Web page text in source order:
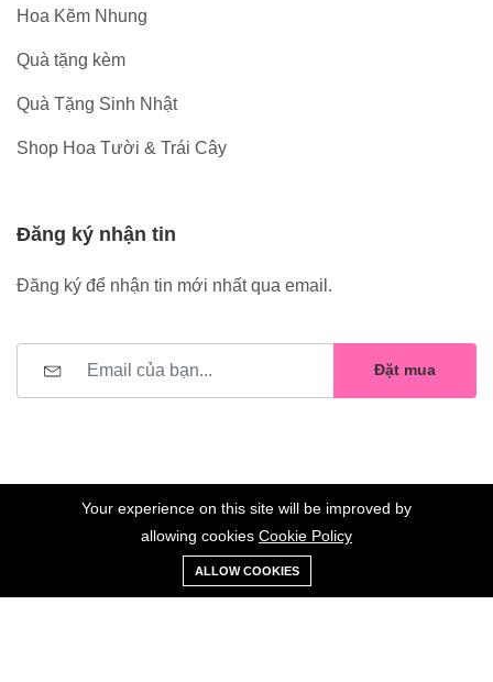
Hoa Kẽm Nhung
Quà tặng kèm
Quà Tặng Sinh Nhật
Shop Hoa Tười & Trái Cây
Đăng ký nhận tin
Đăng ký để nhận tin mới nhất qua email.
Đặt mua
©2023 Hoa Nelly . All Rights Reserved.
0
Xe
đẩy
Danh sách
yêu thích
Your experience on this site will be improved by
allowing cookies Cookie Policy
ALLOW COOKIES